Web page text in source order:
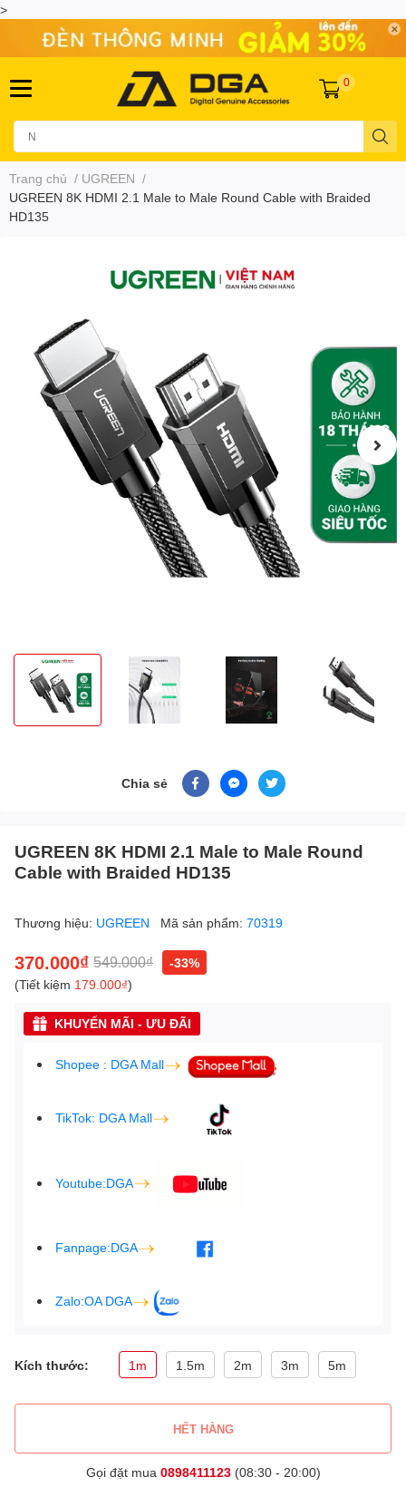
>
0
Trang chủ / UGREEN /
UGREEN 8K HDMI 2.1 Male to Male Round Cable with Braided
HD135
Chia sẻ
UGREEN 8K HDMI 2.1 Male to Male Round
Cable with Braided HD135
Thương hiệu: UGREEN Mã sản phẩm: 70319
370.000₫ 549.000₫
-33%
(Tiết kiệm 179.000₫)
KHUYẾN MÃI - ƯU ĐÃI
Shopee : DGA Mall
TikTok: DGA Mall
Youtube:DGA
Fanpage:DGA
Zalo:OA DGA
Kích thước: 1m 1.5m 2m 3m 5m
HẾT HÀNG
Gọi đặt mua 0898411123(08:30 - 20:00)